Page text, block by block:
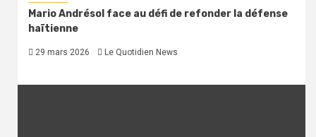
Mario Andrésol face au défi de refonder la défense
haïtienne
29 mars 2026 Le Quotidien News